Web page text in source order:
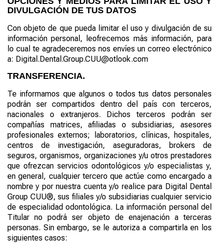
DIVULGACIÓN DE TUS DATOS
Con objeto de que pueda limitar el uso y divulgación de su
información personal, leofrecemos más información, para
lo cual te agradeceremos nos envíes un correo electrónico
a: Digital.Dental.Group.CUU@otlook.com
TRANSFERENCIA.
Te informamos que algunos o todos tus datos personales
podrán ser compartidos dentro del país con terceros,
nacionales o extranjeros. Dichos terceros podrán ser
compañías matrices, afiliadas o subsidiarias, asesores
profesionales externos; laboratorios, clínicas, hospitales,
centros de investigación, aseguradoras, brokers de
seguros, organismos, organizaciones y/u otros prestadores
que ofrezcan servicios odontológicos y/o especialistas y,
en general, cualquier tercero que actúe como encargado a
nombre y por nuestra cuenta y/o realice para Digital Dental
Group CUU®, sus filiales y/o subsidiarias cualquier servicio
de especialidad odontológica. La información personal del
Titular no podrá ser objeto de enajenación a terceras
personas. Sin embargo, se le autoriza a compartirla en los
siguientes casos: